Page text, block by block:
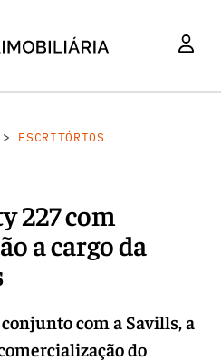
> ESCRITÓRIOS
227 com
a cargo da
com a Savills, a
do